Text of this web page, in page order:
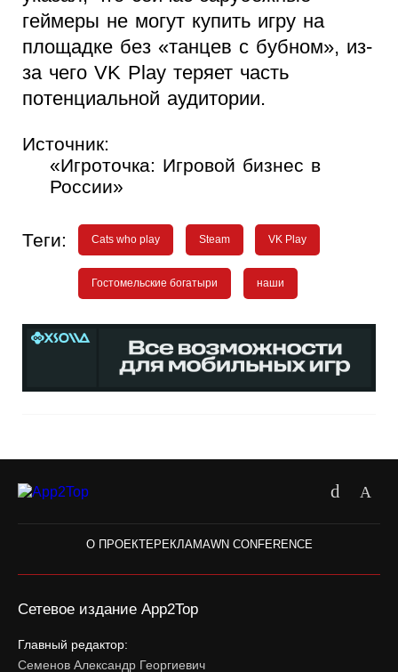
геймеры не могут купить игру на
площадке без «танцев с бубном», из-
за чего VK Play теряет часть
потенциальной аудитории.
Источник:
«Игроточка: Игровой бизнес в
России»
Теги: Cats who play Steam VK Play
Гостомельские богатыри наши
О ПРОЕКТЕРЕКЛАМАWN CONFERENCE
Сетевое издание App2Top
Главный редактор:
Семенов Александр Георгиевич